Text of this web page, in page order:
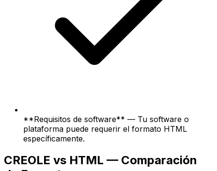
**Requisitos de software** — Tu software o
plataforma puede requerir el formato HTML
específicamente.
CREOLE vs HTML — Comparación